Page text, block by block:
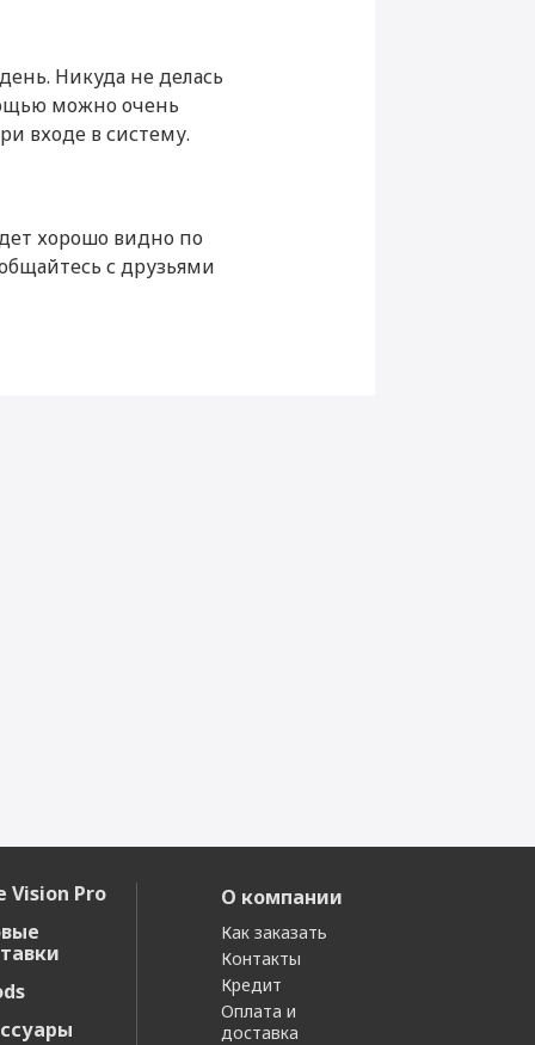
Никуда не делась
можно очень
входе в систему.
хорошо видно по
с друзьями
Vision Pro
О компании
Как заказать
Контакты
Кредит
Оплата и
доставка